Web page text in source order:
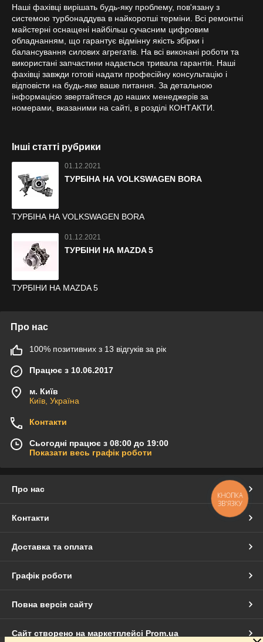
Наші фахівці вирішать будь-яку проблему, пов'язану з
системою турбонаддува в найкоротші терміни. Всі ремонтні
майстерні оснащені найбільш сучасним цифровим
обладнанням, що гарантує відмінну якість збірки і
балансування силових агрегатів. На всі виконані роботи та
використані запчастини надається тривала гарантія. Наші
фахівці завжди готові надати професійну консультацію і
відповісти на будь-яке ваше питання. За детальною
інформацією звертайтеся до наших менеджерів за
номерами, вказаними на сайті, в розділі КОНТАКТИ.
Інші статті рубрики
01.12.2021
ТУРБІНА НА VOLKSWAGEN BORA
ТУРБІНА НА VOLKSWAGEN BORA
01.12.2021
ТУРБІНИ НА MAZDA 5
ТУРБІНИ НА MAZDA 5
Про нас
100% позитивних з 13 відгуків за рік
Працює з 10.06.2017
м. Київ
Київ, Україна
Контакти
Сьогодні працює з 08:00 до 19:00
Показати весь графік роботи
Про нас
Контакти
Доставка та оплата
Графік роботи
Повна версія сайту
Сайт створено на маркетплейсі Prom.ua
КНОПКА
ЗВ'ЯЗКУ